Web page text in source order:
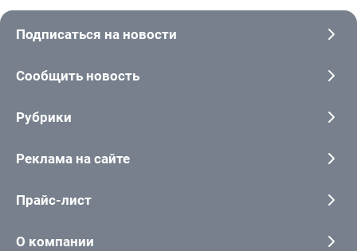
Подписаться на новости
Сообщить новость
Рубрики
Реклама на сайте
Прайс-лист
О компании